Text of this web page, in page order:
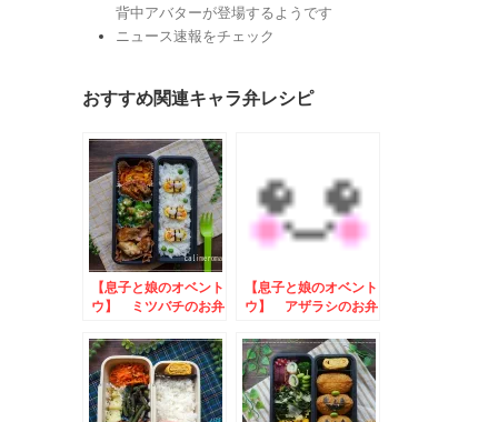
背中アバターが登場するようです
ニュース速報をチェック
おすすめ関連キャラ弁レシピ
【息子と娘のオベント
ウ】 ミツバチのお弁
【息子と娘のオベント
ウ】 アザラシのお弁